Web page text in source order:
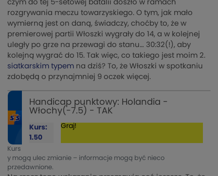
czym do tej 5-setowej batalii doszło w ramach
rozgrywania meczu towarzyskiego. O tym, jak mało
wymierną jest on daną, świadczy, choćby to, że w
premierowej partii Włoszki wygrały do 14, a w kolejnej
uległy po grze na przewagi do stanu… 30:32(!), aby
kolejną wygrać do 15. Tak więc, co takiego jest moim 2.
siatkarskim typem na dziś? To, że Włoszki w spotkaniu
zdobędą o przynajmniej 9 oczek więcej.
Handicap punktowy: Holandia -
Włochy(-7.5) - TAK
Kurs:
1.50
Graj!
Kurs
y mogą ulec zmianie – informacje mogą być nieco
przedawnione.